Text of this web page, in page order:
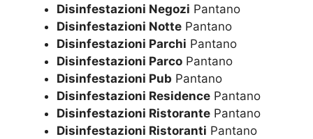
Disinfestazioni Negozi Pantano
Disinfestazioni Notte Pantano
Disinfestazioni Parchi Pantano
Disinfestazioni Parco Pantano
Disinfestazioni Pub Pantano
Disinfestazioni Residence Pantano
Disinfestazioni Ristorante Pantano
Disinfestazioni Ristoranti Pantano